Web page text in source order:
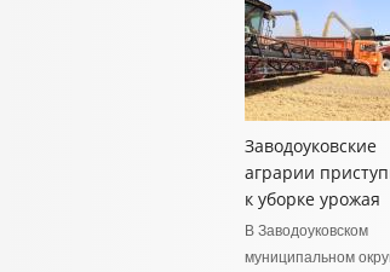
Заводоуковские
аграрии
к уборке урожая
В Заводоуковском
муниципальном